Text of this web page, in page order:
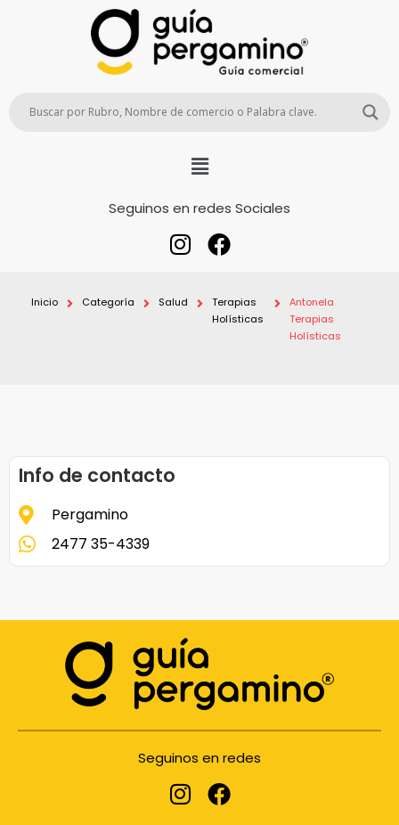
Seguinos en redes Sociales
Inicio Categoría Salud
Terapias
Holísticas
Antonela
Terapias
Holísticas
Info de contacto
Pergamino
2477 35-4339
Seguinos en redes